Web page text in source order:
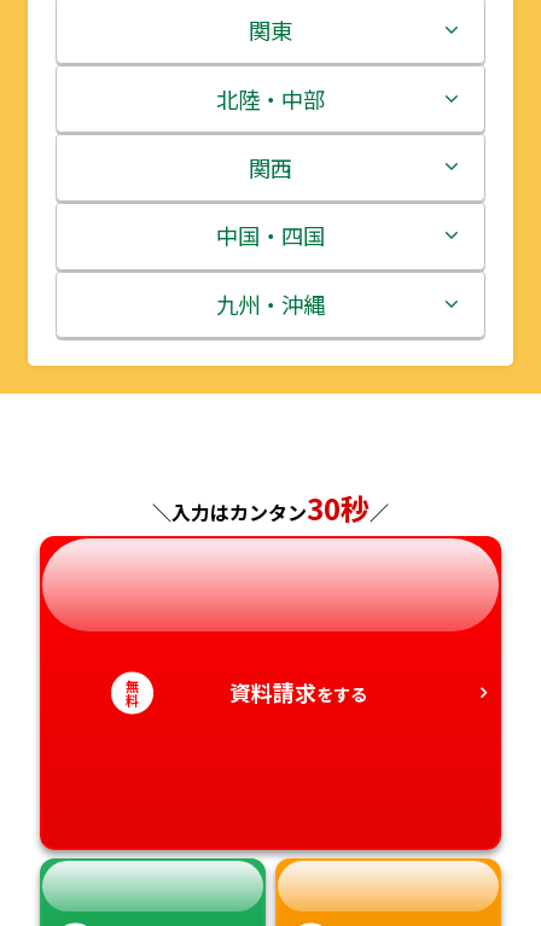
北海道
青森県
岩手県
宮城県
秋田県
山形県
関東
茨城県
栃木県
群馬県
埼玉県
千葉県
神奈川県
北陸・中部
新潟県
富山県
石川県
福井県
長野県
岐阜県
静岡県
愛知県
関西
三重県
滋賀県
京都府
兵庫県
奈良県
和歌山県
中国・四国
鳥取県
島根県
広島県
山口県
徳島県
香川県
九州・沖縄
福岡県
長崎県
熊本県
大分県
宮崎県
沖縄県
＼入力はカンタン30秒／
無
料 資料請求をする